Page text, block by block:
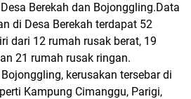
Berekah dan Bojonggling.Data
di Desa Berekah terdapat 52
dari 12 rumah rusak berat, 19
21 rumah rusak ringan.
kerusakan tersebar di
Kampung Cimanggu, Parigi,